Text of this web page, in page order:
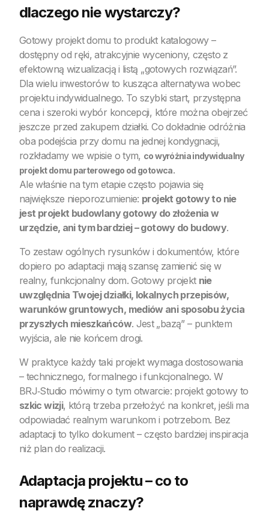
dlaczego nie wystarczy?
Gotowy projekt domu to produkt katalogowy –
dostępny od ręki, atrakcyjnie wyceniony, często z
efektowną wizualizacją i listą „gotowych rozwiązań”.
Dla wielu inwestorów to kusząca alternatywa wobec
projektu indywidualnego. To szybki start, przystępna
cena i szeroki wybór koncepcji, które można obejrzeć
jeszcze przed zakupem działki. Co dokładnie odróżnia
oba podejścia przy domu na jednej kondygnacji,
rozkładamy we wpisie o tym, co wyróżnia indywidualny
projekt domu parterowego od gotowca.
Ale właśnie na tym etapie często pojawia się
największe nieporozumienie: projekt gotowy to nie
jest projekt budowlany gotowy do złożenia w
urzędzie, ani tym bardziej – gotowy do budowy.
To zestaw ogólnych rysunków i dokumentów, które
dopiero po adaptacji mają szansę zamienić się w
realny, funkcjonalny dom. Gotowy projekt nie
uwzględnia Twojej działki, lokalnych przepisów,
warunków gruntowych, mediów ani sposobu życia
przyszłych mieszkańców. Jest „bazą” – punktem
wyjścia, ale nie końcem drogi.
W praktyce każdy taki projekt wymaga dostosowania
– technicznego, formalnego i funkcjonalnego. W
BRJ‑Studio mówimy o tym otwarcie: projekt gotowy to
szkic wizji, którą trzeba przełożyć na konkret, jeśli ma
odpowiadać realnym warunkom i potrzebom. Bez
adaptacji to tylko dokument – często bardziej inspiracja
niż plan do realizacji.
Adaptacja projektu – co to
naprawdę znaczy?